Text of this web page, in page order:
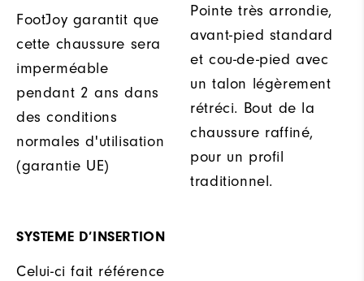
FootJoy garantit que
cette chaussure sera
imperméable
pendant 2 ans dans
des conditions
normales d'utilisation
(garantie UE)
Pointe très arrondie,
avant-pied standard
et cou-de-pied avec
un talon légèrement
rétréci. Bout de la
chaussure raffiné,
pour un profil
traditionnel.
SYSTEME D’INSERTION
Celui-ci fait référence